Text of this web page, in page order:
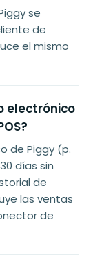
se
de
el mismo
electrónico
de Piggy (p.
días sin
de
las ventas
de